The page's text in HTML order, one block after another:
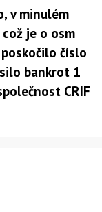
v minulém
je o osm
číslo
bankrot 1
CRIF